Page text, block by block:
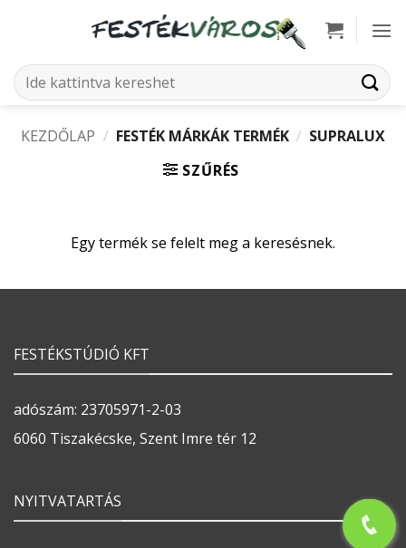
Keresés
a
KEZDŐLAP / FESTÉK MÁRKÁK TERMÉK / SUPRALUX
SZŰRÉS
Egy termék se felelt meg a keresésnek.
FESTÉKSTÚDIÓ KFT
adószám: 23705971-2-03
6060 Tiszakécske, Szent Imre tér 12
NYITVATARTÁS